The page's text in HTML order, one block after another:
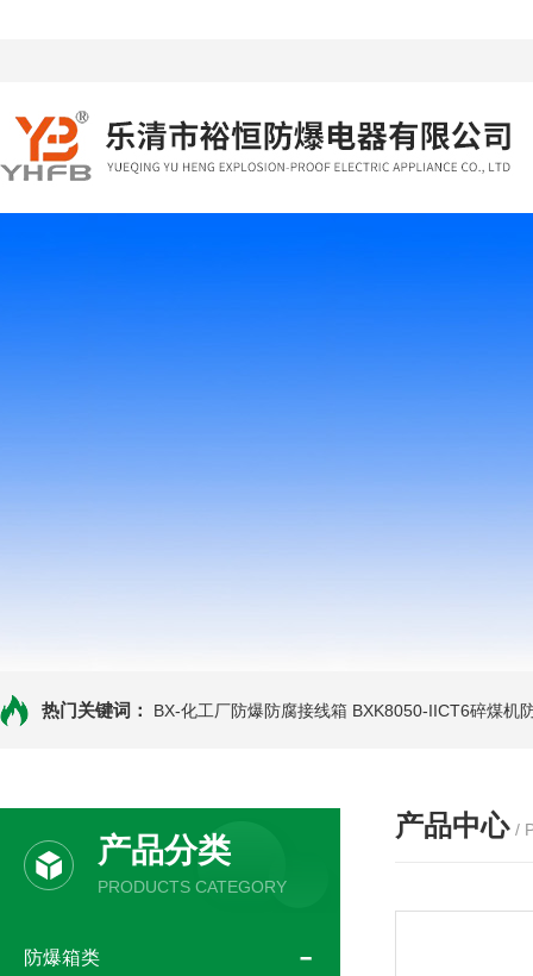
热门关键词： BX-化工厂防爆防腐接线箱 BXK8050-IICT6碎煤机
产品分类
PRODUCTS CATEGORY
防爆箱类
产品中心 /